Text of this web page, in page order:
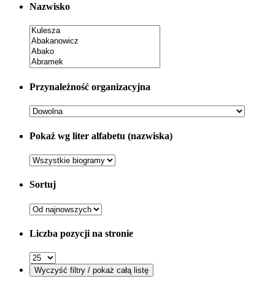
Nazwisko
Przynależność organizacyjna
Pokaż wg liter alfabetu (nazwiska)
Sortuj
Liczba pozycji na stronie